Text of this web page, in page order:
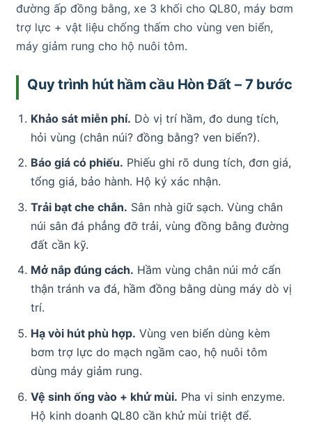
đường ấp đồng bằng, xe 3 khối cho QL80, máy bơm
trợ lực + vật liệu chống thấm cho vùng ven biển,
máy giảm rung cho hộ nuôi tôm.
Quy trình hút hầm cầu Hòn Đất – 7 bước
Khảo sát miễn phí. Dò vị trí hầm, đo dung tích,
hỏi vùng (chân núi? đồng bằng? ven biển?).
Báo giá có phiếu. Phiếu ghi rõ dung tích, đơn giá,
tổng giá, bảo hành. Hộ ký xác nhận.
Trải bạt che chắn. Sân nhà giữ sạch. Vùng chân
núi sân đá phẳng đỡ trải, vùng đồng bằng đường
đất cần kỹ.
Mở nắp đúng cách. Hầm vùng chân núi mở cẩn
thận tránh va đá, hầm đồng bằng dùng máy dò vị
trí.
Hạ vòi hút phù hợp. Vùng ven biển dùng kèm
bơm trợ lực do mạch ngầm cao, hộ nuôi tôm
dùng máy giảm rung.
Vệ sinh ống vào + khử mùi. Pha vi sinh enzyme.
Hộ kinh doanh QL80 cần khử mùi triệt để.